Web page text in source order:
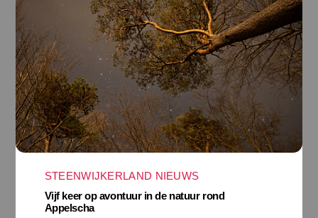
STEENWIJKERLAND NIEUWS
Vijf keer op avontuur in de natuur rond
Appelscha